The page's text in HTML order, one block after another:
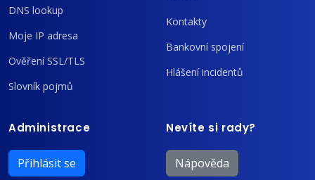
DNS lookup
Moje IP adresa
Ověření SSL/TLS
Slovník pojmů
Kontakty
Bankovní spojení
Hlášení incidentů
Administrace
Přihlásit se
Nevíte si rady?
Nápověda